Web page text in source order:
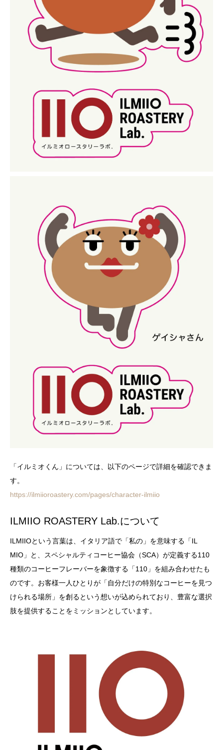
「イルミオくん」については、以下のページで詳細を確認できま
す。
https://ilmiioroastery.com/pages/character-ilmiio
ILMIIO ROASTERY Lab.について
ILMIIOという言葉は、イタリア語で「私の」を意味する「IL
MIO」と、スペシャルティコーヒー協会（SCA）が定義する110
種類のコーヒーフレーバーを象徴する「110」を組み合わせたも
のです。お客様一人ひとりが「自分だけの特別なコーヒーを見つ
けられる場所」を創るという想いが込められており、豊富な選択
肢を提供することをミッションとしています。